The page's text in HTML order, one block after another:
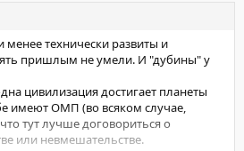
будет ожесточённым, будет
будет за нами (если марсиане
- некому будет об этом
уничтожен. Что делать дальше?
вторжении как о страшном
и попытаться отстроить
технически развиты и
пришлым не умели. И "дубины" у
цивилизация достигает планеты
имеют ОМП (во всяком случае,
тут лучше договориться о
или невмешательстве.